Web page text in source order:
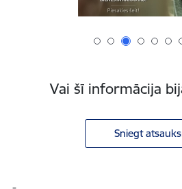
Vai šī informācija
Sniegt